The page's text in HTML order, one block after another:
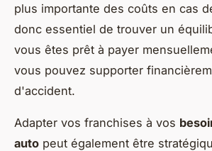
plus importante des coûts en cas
donc essentiel de trouver un
vous êtes prêt à payer
vous pouvez supporter
d'accident.
Adapter vos franchises à vos
auto peut également être